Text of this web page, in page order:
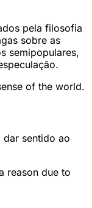
pela filosofia
sobre as
semipopulares,
of the world.
dar sentido ao
reason due to